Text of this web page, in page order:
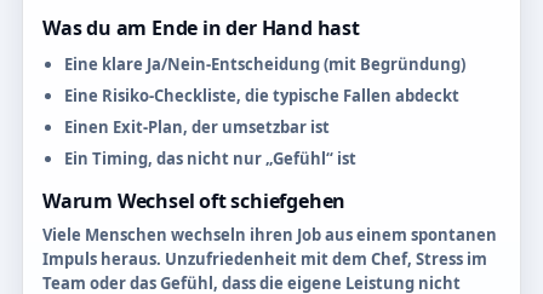
Was du am Ende in der Hand hast
Eine klare Ja/Nein-Entscheidung (mit Begründung)
Eine Risiko-Checkliste, die typische Fallen abdeckt
Einen Exit-Plan, der umsetzbar ist
Ein Timing, das nicht nur „Gefühl“ ist
Warum Wechsel oft schiefgehen
Viele Menschen wechseln ihren Job aus einem spontanen
Impuls heraus. Unzufriedenheit mit dem Chef, Stress im
Team oder das Gefühl, dass die eigene Leistung nicht